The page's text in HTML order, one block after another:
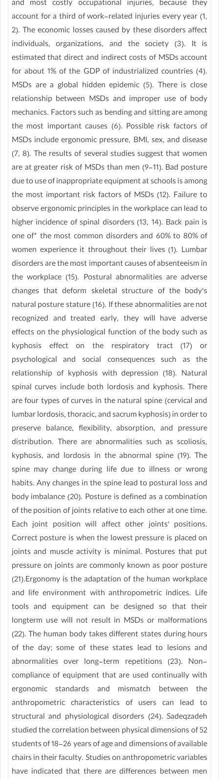
and most costly occupational injuries, because they
account for a third of work-related injuries every year (1,
2). The economic losses caused by these disorders affect
individuals, organizations, and the society (3). It is
estimated that direct and indirect costs of MSDs account
for about 1% of the GDP of industrialized countries (4).
MSDs are a global hidden epidemic (5). There is close
relationship between MSDs and improper use of body
mechanics. Factors such as bending and sitting are among
the most important causes (6). Possible risk factors of
MSDs include ergonomic pressure, BMI, sex, and disease
(7, 8). The results of several studies suggest that women
are at greater risk of MSDs than men (9-11). Bad posture
due to use of inappropriate equipment at schools is among
the most important risk factors of MSDs (12). Failure to
observe ergonomic principles in the workplace can lead to
higher incidence of spinal disorders (13, 14). Back pain is
one of* the most common disorders and 60% to 80% of
women experience it throughout their lives (1). Lumbar
disorders are the most important causes of absenteeism in
the workplace (15). Postural abnormalities are adverse
changes that deform skeletal structure of the body’s
natural posture stature (16). If these abnormalities are not
recognized and treated early, they will have adverse
effects on the physiological function of the body such as
kyphosis effect on the respiratory tract (17) or
psychological and social consequences such as the
relationship of kyphosis with depression (18). Natural
spinal curves include both lordosis and kyphosis. There
are four types of curves in the natural spine (cervical and
lumbar lordosis, thoracic, and sacrum kyphosis) in order to
preserve balance, flexibility, absorption, and pressure
distribution. There are abnormalities such as scoliosis,
kyphosis, and lordosis in the abnormal spine (19). The
spine may change during life due to illness or wrong
habits. Any changes in the spine lead to postural loss and
body imbalance (20). Posture is defined as a combination
of the position of joints relative to each other at one time.
Each joint position will affect other joints’ positions.
Correct posture is when the lowest pressure is placed on
joints and muscle activity is minimal. Postures that put
pressure on joints are commonly known as poor posture
(21).Ergonomy is the adaptation of the human workplace
and life environment with anthropometric indices. Life
tools and equipment can be designed so that their
longterm use will not result in MSDs or malformations
(22). The human body takes different states during hours
of the day; some of these states lead to lesions and
abnormalities over long-term repetitions (23). Non-
compliance of equipment that are used continually with
ergonomic standards and mismatch between the
anthropometric characteristics of users can lead to
structural and physiological disorders (24). Sadeqzadeh
studied the correlation between physical dimensions of 52
students of 18-26 years of age and dimensions of available
chairs in their faculty. Studies on anthropometric variables
have indicated that there are differences between men